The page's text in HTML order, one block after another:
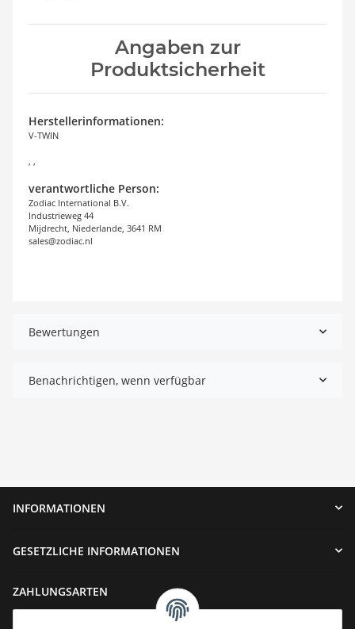
Angaben zur
Produktsicherheit
Herstellerinformationen:
V-TWIN
verantwortliche Person:
Zodiac International B.V.
Industrieweg 44
Mijdrecht, Niederlande, 3641 RM
sales@zodiac.nl
Bewertungen
Benachrichtigen, wenn verfügbar
INFORMATIONEN
GESETZLICHE INFORMATIONEN
ZAHLUNGSARTEN